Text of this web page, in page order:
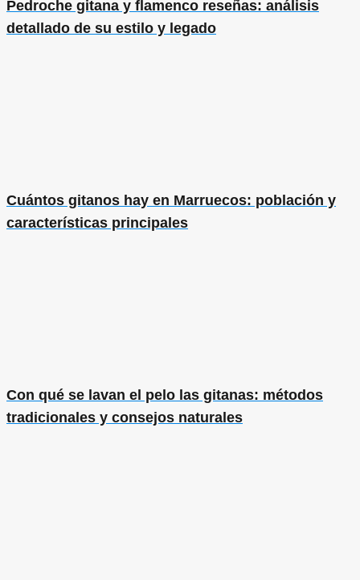
Pedroche gitana y flamenco reseñas: análisis
detallado de su estilo y legado
Cuántos gitanos hay en Marruecos: población y
características principales
Con qué se lavan el pelo las gitanas: métodos
tradicionales y consejos naturales